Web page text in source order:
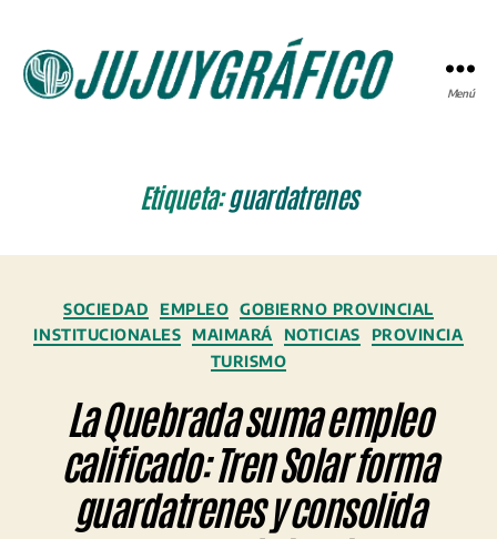
Menú
Etiqueta:guardatrenes
Categorías
SOCIEDAD EMPLEO
GOBIERNO PROVINCIAL
INSTITUCIONALES
MAIMARÁ NOTICIAS
PROVINCIA
TURISMO
La Quebrada suma empleo
calificado: Tren Solar forma
guardatrenes y consolida